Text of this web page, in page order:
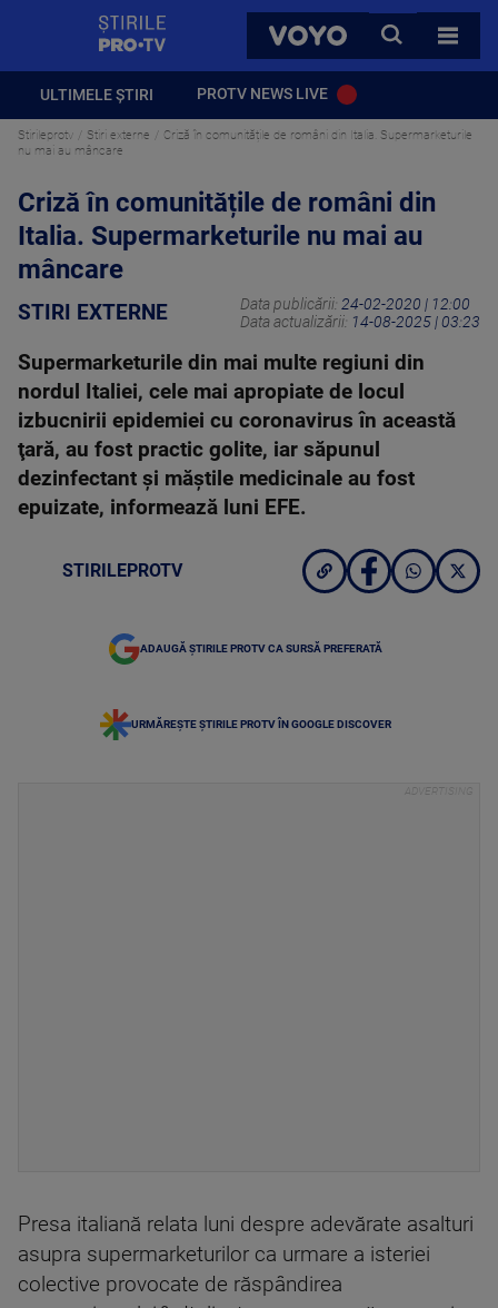
VOYO
CAUTA
TOATE
ULTIMELE ȘTIRI PROTV NEWS LIVE
Stirileprotv Stiri externe
Criză în comunitățile de români din Italia. Supermarketurile
nu mai au mâncare
Criză în comunitățile de români din
Italia. Supermarketurile nu mai au
mâncare
STIRI EXTERNE Data publicării: 24-02-2020 | 12:00
Data actualizării: 14-08-2025 | 03:23
Supermarketurile din mai multe regiuni din
nordul Italiei, cele mai apropiate de locul
izbucnirii epidemiei cu coronavirus în această
ţară, au fost practic golite, iar săpunul
dezinfectant şi măştile medicinale au fost
epuizate, informează luni EFE.
STIRILEPROTV
ADAUGĂ ȘTIRILE PROTV CA SURSĂ PREFERATĂ
URMĂREȘTE ȘTIRILE PROTV ÎN GOOGLE DISCOVER
Presa italiană relata luni despre adevărate asalturi
asupra supermarketurilor ca urmare a isteriei
colective provocate de răspândirea